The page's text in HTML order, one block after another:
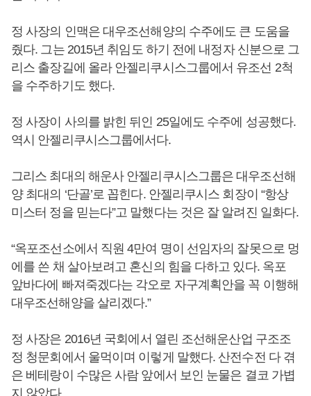
정 사장의 인맥은 대우조선해양의 수주에도 큰 도움을
줬다. 그는 2015년 취임도 하기 전에 내정자 신분으로 그
리스 출장길에 올라 안젤리쿠시스그룹에서 유조선 2척
을 수주하기도 했다.
정 사장이 사의를 밝힌 뒤인 25일에도 수주에 성공했다.
역시 안젤리쿠시스그룹에서다.
그리스 최대의 해운사 안젤리쿠시스그룹은 대우조선해
양 최대의 ‘단골’로 꼽힌다. 안젤리쿠시스 회장이 “항상
미스터 정을 믿는다”고 말했다는 것은 잘 알려진 일화다.
“옥포조선소에서 직원 4만여 명이 선임자의 잘못으로 멍
에를 쓴 채 살아보려고 혼신의 힘을 다하고 있다. 옥포
앞바다에 빠져죽겠다는 각오로 자구계획안을 꼭 이행해
대우조선해양을 살리겠다.”
정 사장은 2016년 국회에서 열린 조선해운산업 구조조
정 청문회에서 울먹이며 이렇게 말했다. 산전수전 다 겪
은 베테랑이 수많은 사람 앞에서 보인 눈물은 결코 가볍